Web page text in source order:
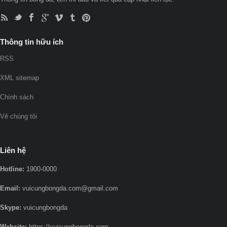
Thông tin hữu ích
RSS
XML sitemap
Chính sách
Vê chúng tôi
Liên hệ
Hotline: 1900-0000
Email: vuicungbongda.com@gmail.com
Skype: vuicungbongda